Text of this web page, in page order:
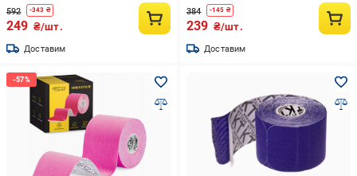
592 -343 ₴
249 ₴/шт.
Доставим
384 -145 ₴
239 ₴/шт.
Доставим